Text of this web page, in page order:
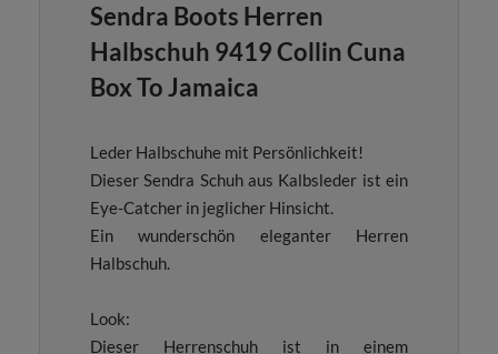
Sendra Boots Herren
Halbschuh 9419 Collin Cuna
Box To Jamaica
Leder Halbschuhe mit Persönlichkeit!
Dieser Sendra Schuh aus Kalbsleder ist ein
Eye-Catcher in jeglicher Hinsicht.
Ein wunderschön eleganter Herren
Halbschuh.
Look:
Dieser Herrenschuh ist in einem